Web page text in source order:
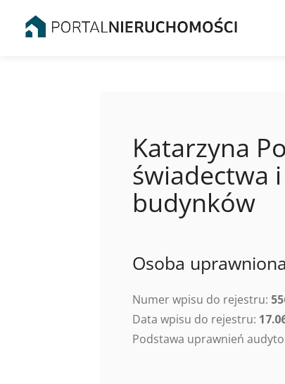
Katarzyna
świadectwa
budynków
Osoba
Numer wpisu do rejestru:
Data wpisu do rejestru:
Podstawa uprawnień